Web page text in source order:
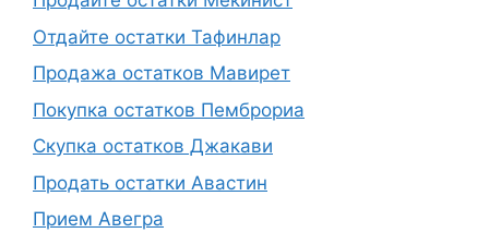
Отдайте остатки Тафинлар
Продажа остатков Мавирет
Покупка остатков Пемброриа
Скупка остатков Джакави
Продать остатки Авастин
Прием Авегра